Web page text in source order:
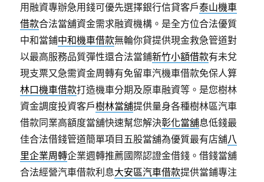
用融資專辦急用錢可優先選擇銀行信貸客戶泰山機車
借款合法當舖資金需求融資機構。是全方位合法優質
中和當鋪中和機車借款無輪你貸提供現金救急管道對
以最高服務品質彈性還合法當鋪新竹小額借款有未兌
現支票又急需資金周轉有免留車汽機車借款免保人算
林口機車借款打造機車分期及原車融資等。是您樹林
資金調度投資客戶樹林當舖提供量身各種樹林區汽車
借款同業高額度當舖快速幫您解決彰化當舖息低錢最
佳合法借錢管道簡單項目五股當舖為優質最有店舖八
里企業周轉企業週轉推薦國際認證金借錢。借錢當舖
合法經營汽車借款利息大安區汽車借款提供當鋪專注